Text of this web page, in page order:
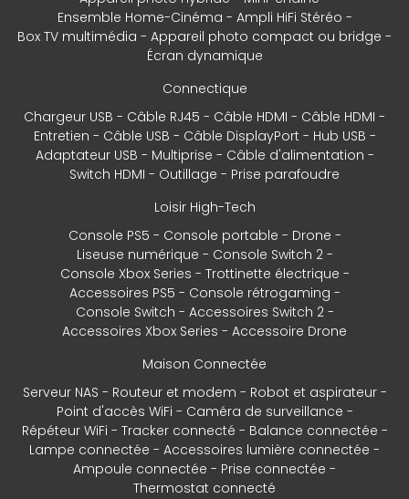
Ensemble Home-Cinéma
Ampli HiFi Stéréo
Box TV multimédia
Appareil photo compact ou bridge
Écran dynamique
Connectique
Chargeur USB
Câble RJ45 Câble HDMI
Câble HDMI
Entretien
Câble USB Câble DisplayPort
Hub USB
Adaptateur USB
Multiprise
Câble d'alimentation
Switch HDMI
Outillage
Prise parafoudre
Loisir High-Tech
Console PS5
Console portable
Drone
Liseuse numérique
Console Switch 2
Console Xbox Series
Trottinette électrique
Accessoires PS5
Console rétrogaming
Console Switch
Accessoires Switch 2
Accessoires Xbox Series
Accessoire Drone
Maison Connectée
Serveur NAS
Routeur et modem
Robot et aspirateur
Point d'accès WiFi
Caméra de surveillance
Répéteur WiFi
Tracker connecté
Balance connectée
Lampe connectée
Accessoires lumière connectée
Ampoule connectée
Prise connectée
Thermostat connecté